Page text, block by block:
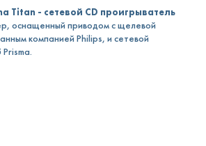
Titan - сетевой CD проигрыватель
оснащенный приводом с щелевой
компанией Philips, и сетевой